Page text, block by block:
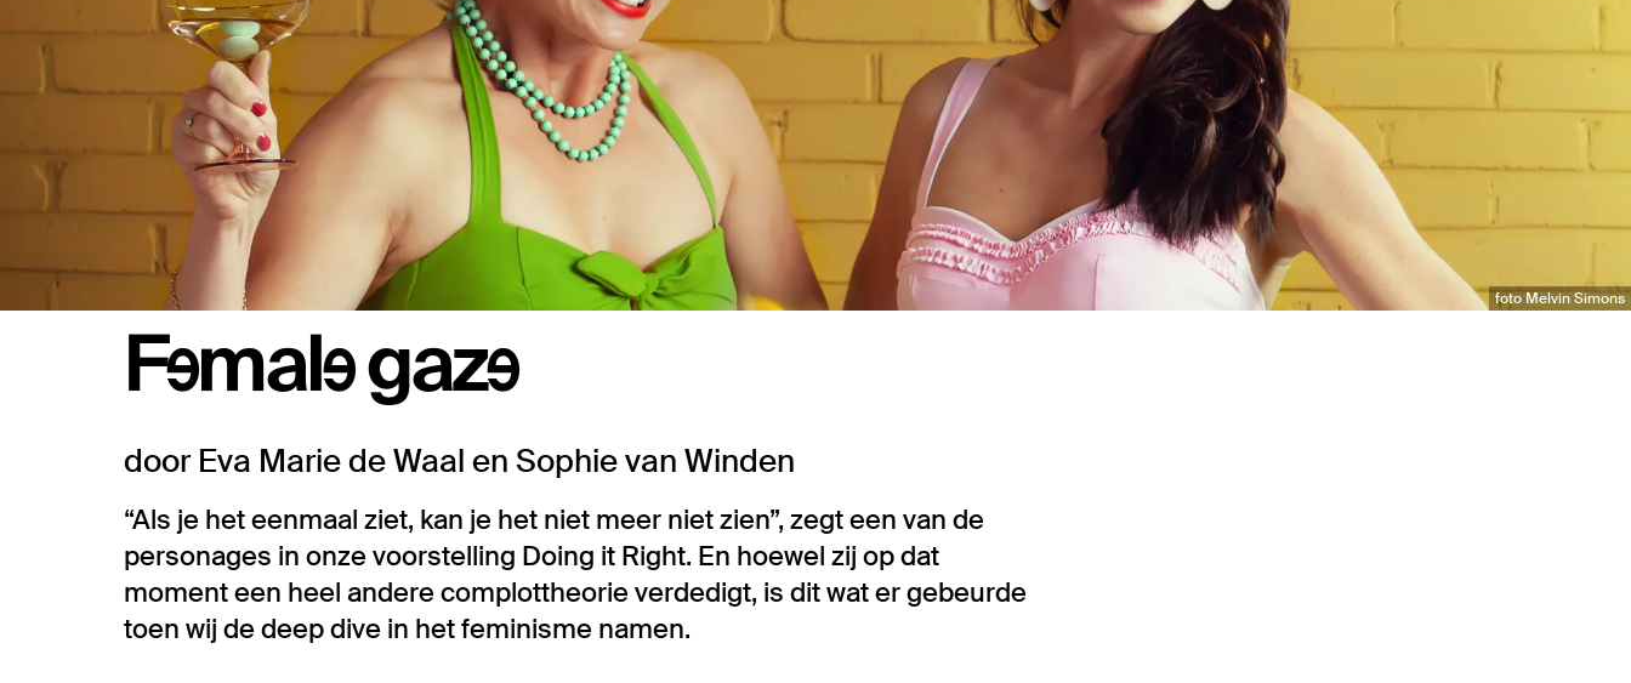
foto Melvin Simons
Female gaze
door Eva Marie de Waal en Sophie van Winden
“Als je het eenmaal ziet, kan je het niet meer niet zien”, zegt een van de
personages in onze voorstelling Doing it Right. En hoewel zij op dat
moment een heel andere complottheorie verdedigt, is dit wat er gebeurde
toen wij de deep dive in het feminisme namen.